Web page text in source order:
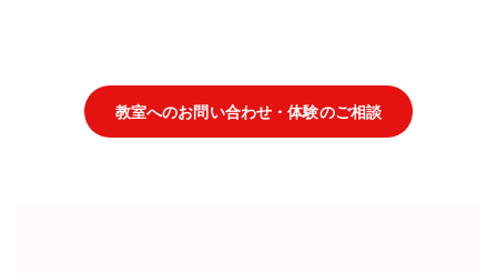
教室へのお問い合わせ・体験のご相談